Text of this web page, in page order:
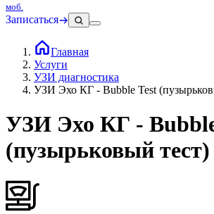
моб.
Записаться
Главная
Услуги
УЗИ диагностика
УЗИ Эхо КГ - Bubble Test
УЗИ Эхо КГ -
(пузырьковый тест)